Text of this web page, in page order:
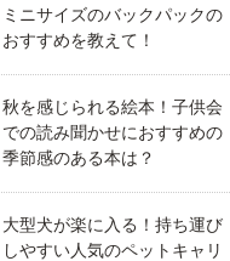
ミニサイズのバックパックの
おすすめを教えて！
秋を感じられる絵本！子供会
での読み聞かせにおすすめの
季節感のある本は？
大型犬が楽に入る！持ち運び
しやすい人気のペットキャリ